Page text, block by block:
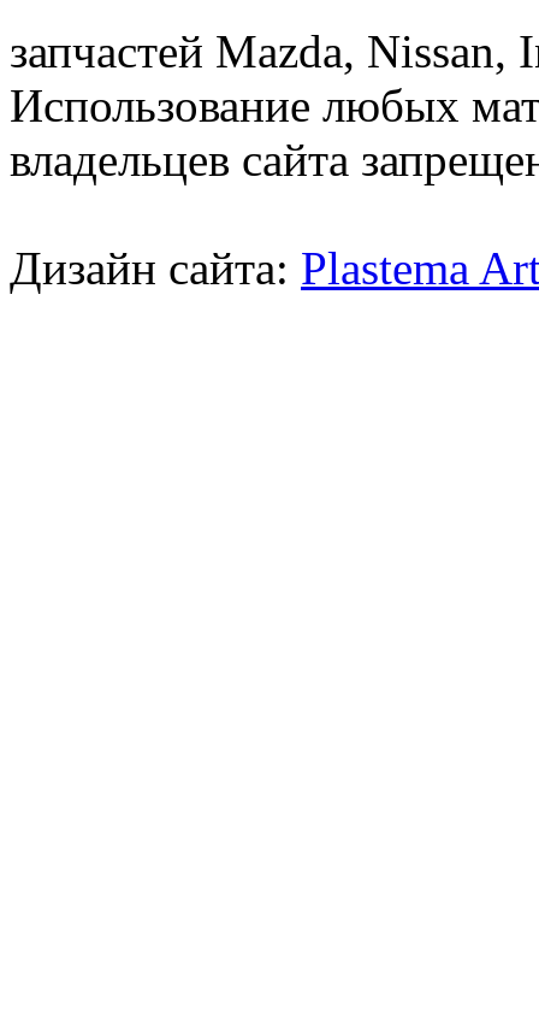
запчастей Mazda,
Использование любых
владельцев сайта
Дизайн сайта: Plastema